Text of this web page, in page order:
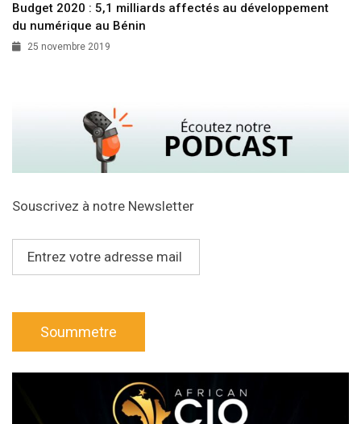
Budget 2020 : 5,1 milliards affectés au développement
du numérique au Bénin
25 novembre 2019
Souscrivez à notre Newsletter